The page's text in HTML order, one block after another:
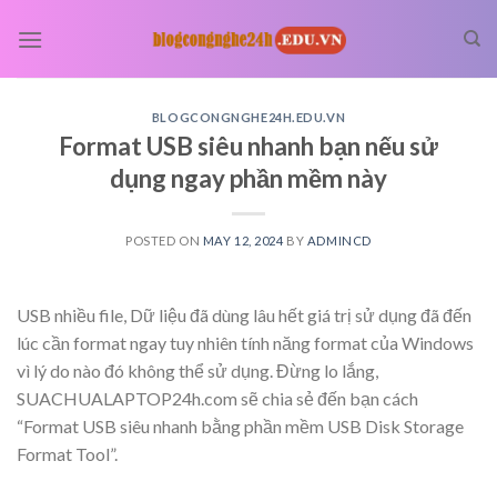
BLOGCONGNGHE24H.EDU.VN
Format USB siêu nhanh bạn nếu sử
dụng ngay phần mềm này
POSTED ON MAY 12, 2024 BY ADMINCD
USB nhiều file, Dữ liệu đã dùng lâu hết giá trị sử dụng đã đến
lúc cần format ngay tuy nhiên tính năng format của Windows
vì lý do nào đó không thể sử dụng. Đừng lo lắng,
SUACHUALAPTOP24h.com sẽ chia sẻ đến bạn cách
“Format USB siêu nhanh bằng phần mềm USB Disk Storage
Format Tool”.